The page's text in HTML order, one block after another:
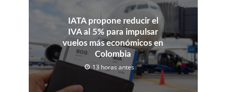
IATA propone reducir el
IVA al 5% para impulsar
vuelos más económicos en
Colombia
13 horas antes